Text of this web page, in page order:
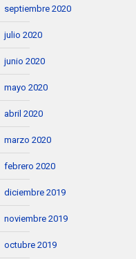
septiembre 2020
julio 2020
junio 2020
mayo 2020
abril 2020
marzo 2020
febrero 2020
diciembre 2019
noviembre 2019
octubre 2019